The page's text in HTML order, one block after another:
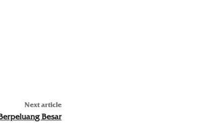
Next article
Besar